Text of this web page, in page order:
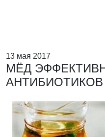
13 мая 2017
МЁД
АНТИБИОТИКОВ